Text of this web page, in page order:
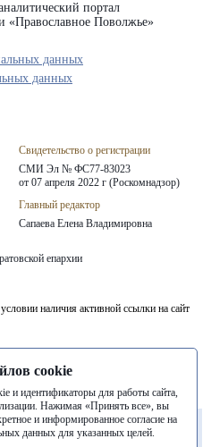
портал
«Православное Поволжье»
Свидетельство о регистрации
СМИ Эл № ФС77-83023
от 07 апреля 2022 г (Роскомнадзор)
Главный редактор
Сапаева Елена Владимировна
епархии
данных
данных
наличия активной ссылки на сайт
изданиях (книгах, прессе) возможна
Балаковская
епархия
cookie
и идентификаторы для работы сайта,
Нажимая «Принять все», вы
и информированное согласие на
данных для указанных целей.